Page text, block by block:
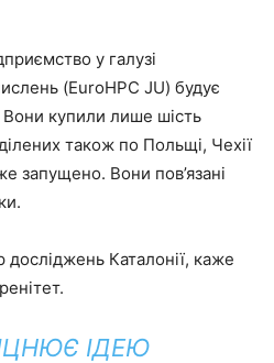
у галузі
(EuroHPC JU) будує
купили лише шість
також по Польщі, Чехії
запущено. Вони пов’язані
досліджень Каталонії, каже
ІДЕЮ